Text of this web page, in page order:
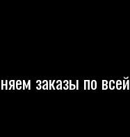
заказы по всей